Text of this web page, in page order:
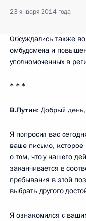
23 января 2014 года
Обсуждались также
омбудсмена и
уполномоченных в
* * *
В.Путин: Добрый
Я попросил вас
ваше письмо,
о том, что у нашего
заканчивается в
пребывания в этой
выбрать другого
Я ознакомился с